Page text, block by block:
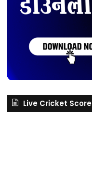
Live Cricket Score